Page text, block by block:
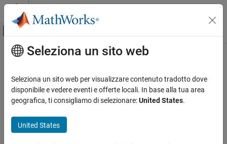
Vai al contenuto
Attiva/disattiva menu di navigazione
Pagina iniziale della documentazione
Contenuto principale
Seleziona un sito web
Seleziona un sito web per visualizzare contenuto tradotto dove
disponibile e vedere eventi e offerte locali. In base alla tua area
geografica, ti consigliamo di selezionare:United States.
United States